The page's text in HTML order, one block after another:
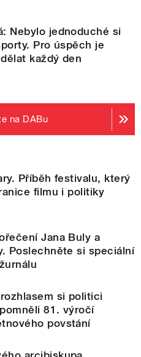
Nebylo jednoduché si
Pro úspěch je
každý den
na DABu
Příběh festivalu, který
filmu i politiky
Jana Buly a
Poslechněte si speciální
si politici
81. výročí
povstání